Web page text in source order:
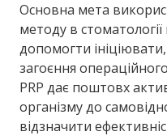
Основна мета
методу в
допомогти
загоєння
PRP дає поштовх
організму до
відзначити